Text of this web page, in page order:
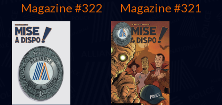
Magazine #322 Magazine #321